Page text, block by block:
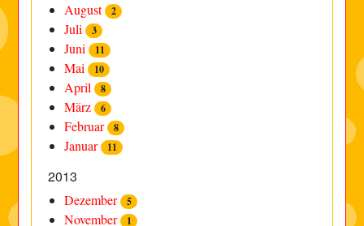
August 2
Juli 3
Juni 11
Mai 10
April 8
März 6
Februar 8
Januar 11
2013
Dezember 5
November 1